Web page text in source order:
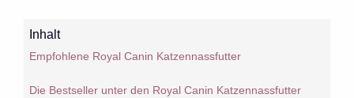
Inhalt
Empfohlene Royal Canin Katzennassfutter
Die Bestseller unter den Royal Canin Katzennassfutter